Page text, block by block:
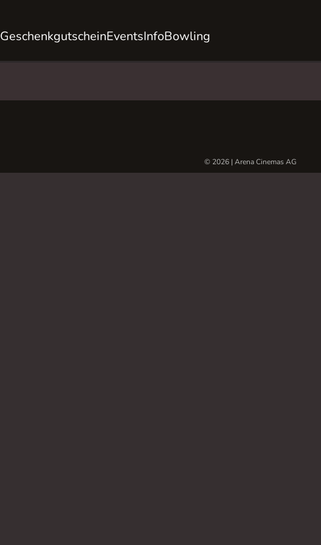
GeschenkgutscheinEventsInfoBowling
© 2026 | Arena Cinemas AG